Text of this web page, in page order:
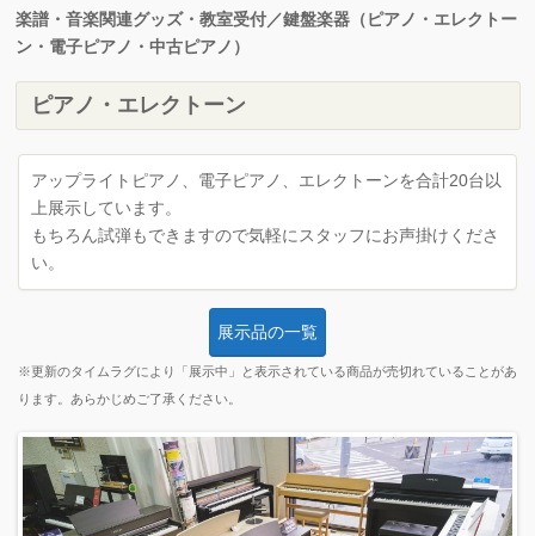
楽譜・音楽関連グッズ・教室受付／鍵盤楽器（ピアノ・エレクトー
ン・電子ピアノ・中古ピアノ）
ピアノ・エレクトーン
アップライトピアノ、電子ピアノ、エレクトーンを合計20台以
上展示しています。
もちろん試弾もできますので気軽にスタッフにお声掛けくださ
い。
展示品の一覧
※更新のタイムラグにより「展示中」と表示されている商品が売切れていることがあ
ります。あらかじめご了承ください。